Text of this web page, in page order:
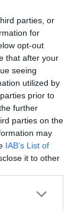
parties, or
for
opt-out
that after your
seeing
utilized by
prior to
further
parties on the
may
IAB’s List of
it to other
more Google
Surival,
be neki -